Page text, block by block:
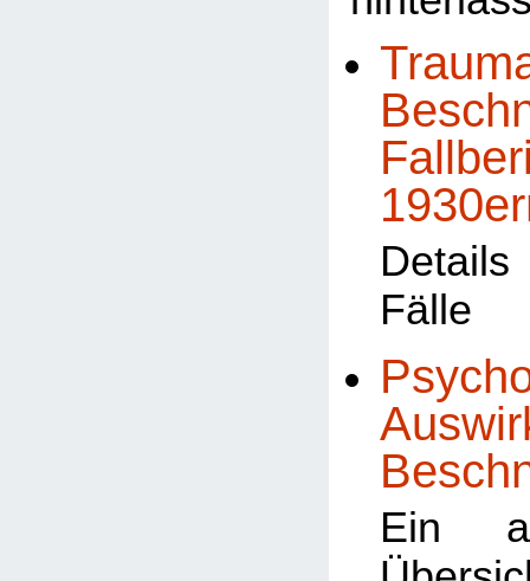
Fälle
Ein